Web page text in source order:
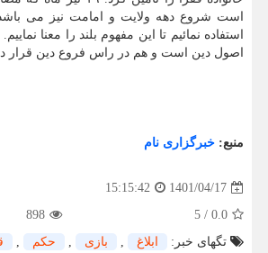
است شروع دهه ولایت و امامت نیز می
استفاده نمائیم تا این مفهوم بلند را معنا
اصول دین است و هم در راس فروع دین قرار
منبع: خبرگزاری نام
1401/04/17
15:15:42
0.0
/
5
898
تگهای خبر:
ابلاغ , بازی , حكم ,